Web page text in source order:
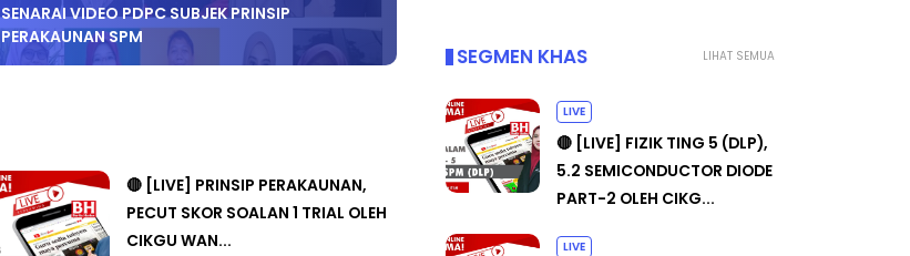
SENARAI VIDEO PDPC SUBJEK PRINSIP
PERAKAUNAN SPM
🔴 [LIVE] PRINSIP PERAKAUNAN,
PECUT SKOR SOALAN 1 TRIAL OLEH
CIKGU WAN...
LIHAT SEMUA
SEGMEN KHAS
LIVE
🔴 [LIVE] FIZIK TING 5 (DLP),
5.2 SEMICONDUCTOR DIODE
PART-2 OLEH CIKG...
LIVE